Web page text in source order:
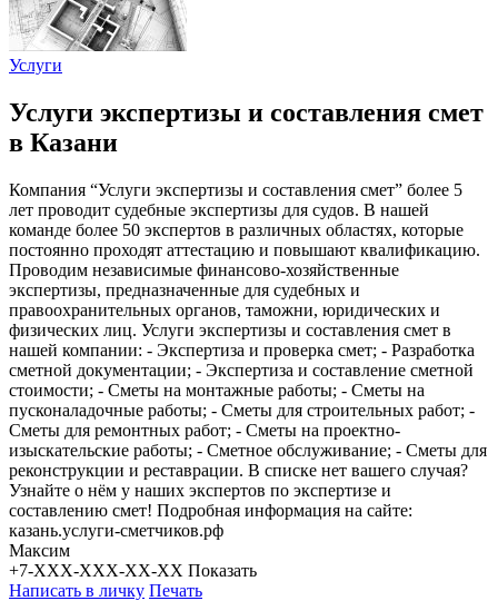
Услуги
Услуги экспертизы и составления смет
в Казани
Компания “Услуги экспертизы и составления смет” более 5
лет проводит судебные экспертизы для судов. В нашей
команде более 50 экспертов в различных областях, которые
постоянно проходят аттестацию и повышают квалификацию.
Проводим независимые финансово-хозяйственные
экспертизы, предназначенные для судебных и
правоохранительных органов, таможни, юридических и
физических лиц. Услуги экспертизы и составления смет в
нашей компании: - Экспертиза и проверка смет; - Разработка
сметной документации; - Экспертиза и составление сметной
стоимости; - Сметы на монтажные работы; - Сметы на
пусконаладочные работы; - Сметы для строительных работ; -
Сметы для ремонтных работ; - Сметы на проектно-
изыскательские работы; - Сметное обслуживание; - Сметы для
реконструкции и реставрации. В списке нет вашего случая?
Узнайте о нём у наших экспертов по экспертизе и
составлению смет! Подробная информация на сайте:
казань.услуги-сметчиков.рф
Максим
+7-XXX-XXX-XX-XX Показать
Написать в личку Печать